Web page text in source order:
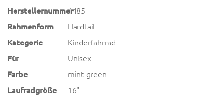
Herstellernummer4485
Rahmenform
Hardtail
Kategorie
Kinderfahrrad
Für
Unisex
Farbe
mint-green
Laufradgröße
16"